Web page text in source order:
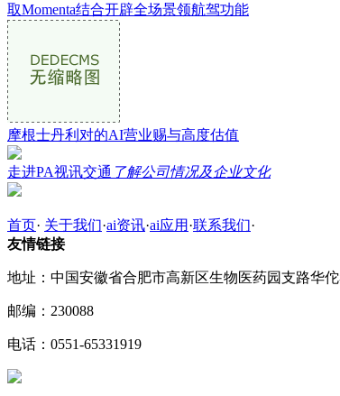
取Momenta结合开辟全场景领航驾功能
摩根士丹利对的AI营业赐与高度估值
走进PA视讯交通 了解公司情况及企业文化
首页· 关于我们·ai资讯·ai应用 ·联系我们·
友情链接
地址：中国安徽省合肥市高新区生物医药园支路华
邮编：230088
电话：0551-65331919